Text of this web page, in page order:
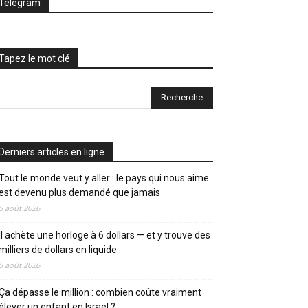
le mot clé
articles en ligne
le monde veut y aller : le pays qui nous aime
devenu plus demandé que jamais
août 2026
achète une horloge à 6 dollars — et y trouve des
de dollars en liquide
août 2026
dépasse le million : combien coûte vraiment